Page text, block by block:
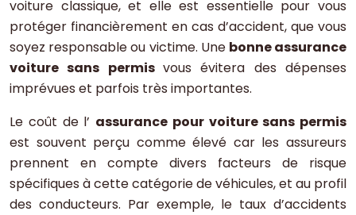
voiture classique, et elle est essentielle pour vous
protéger financièrement en cas d’accident, que vous
soyez responsable ou victime. Une bonne assurance
voiture sans permis vous évitera des dépenses
imprévues et parfois très importantes.
Le coût de l’ assurance pour voiture sans permis
est souvent perçu comme élevé car les assureurs
prennent en compte divers facteurs de risque
spécifiques à cette catégorie de véhicules, et au profil
des conducteurs. Par exemple, le taux d’accidents